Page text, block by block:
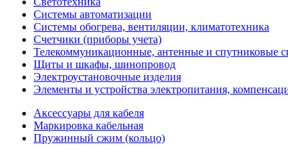
Системы автоматизации
Системы обогрева, вентиляции, климатотехника
Счетчики (приборы учета)
Телекоммуникационные, антенные и спутниковые
Щиты и шкафы, шинопровод
Электроустановочные изделия
Элементы и устройства электропитания,
Аксессуары для кабеля
Маркировка кабельная
Пружинный сжим (кольцо)